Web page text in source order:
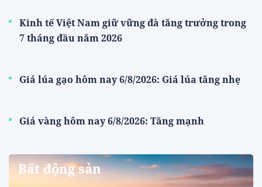
Kinh tế Việt Nam giữ vững đà tăng trưởng trong
7 tháng đầu năm 2026
Giá lúa gạo hôm nay 6/8/2026: Giá lúa tăng nhẹ
Giá vàng hôm nay 6/8/2026: Tăng mạnh
Bất động sản